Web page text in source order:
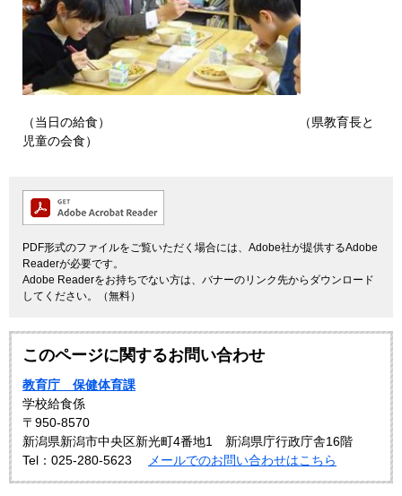
（当日の給食） （県教育長と
児童の会食）
PDF形式のファイルをご覧いただく場合には、Adobe社が提供するAdobe
Readerが必要です。
Adobe Readerをお持ちでない方は、バナーのリンク先からダウンロード
してください。（無料）
このページに関するお問い合わせ
教育庁 保健体育課
学校給食係
〒950-8570
新潟県新潟市中央区新光町4番地1 新潟県庁行政庁舎16階
Tel：025-280-5623
メールでのお問い合わせはこちら